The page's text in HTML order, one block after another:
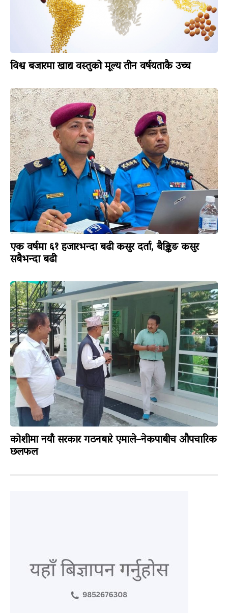
विश्व बजारमा खाद्य वस्तुको मूल्य तीन वर्षयताकै उच्च
एक वर्षमा ६१ हजारभन्दा बढी कसुर दर्ता, बैङ्किङ कसुर
सबैभन्दा बढी
कोशीमा नयाँ सरकार गठनबारे एमाले–नेकपाबीच औपचारिक
छलफल